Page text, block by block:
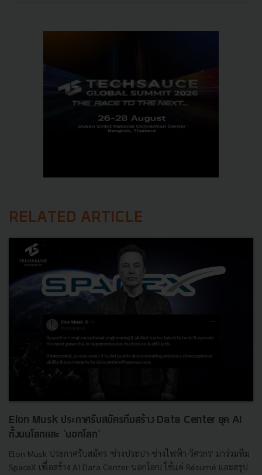
RELATED ARTICLE
Elon Musk ประกาศรับสมัครทีมสร้าง Data Center ยุค AI
ทั้งบนโลกและ ‘นอกโลก’
Elon Musk ประกาศรับสมัคร 'ช่างประปา-ช่างไฟฟ้า-วิศวกร' มาร่วมทีม
SpaceX เพื่อสร้าง AI Data Center นอกโลก! ใช้แค่ Résumé และสรุป